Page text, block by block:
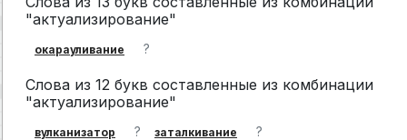
"актуализирование"
окарауливание ?
Слова из 12 букв составленные из комбинации
"актуализирование"
вулканизатор ? заталкивание ?